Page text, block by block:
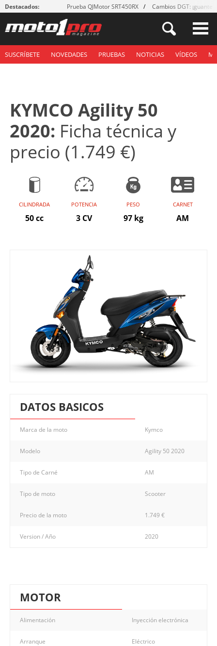
Destacados: Prueba QJMotor SRT450RX Cambios DGT: ¡guantes!
SUSCRÍBETE NOVEDADES PRUEBAS NOTICIAS VÍDEOS
KYMCO Agility 50
2020: Ficha técnica y
precio (1.749 €)
CILINDRADA
50 cc
POTENCIA
3 CV
PESO
97 kg
CARNET
AM
DATOS BASICOS
Marca de la moto Kymco
Modelo Agility 50 2020
Tipo de Carné AM
Tipo de moto Scooter
Precio de la moto 1.749 €
Version / Año 2020
MOTOR
Alimentación Inyección electrónica
Arranque Eléctrico